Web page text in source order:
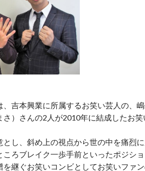
、吉本興業に所属するお笑い芸人の、
）さんの2人が2010年に結成したお笑
とし、斜め上の視点から世の中を痛烈
ころブレイク一歩手前といったポジシ
を継ぐお笑いコンビとしてお笑いファ